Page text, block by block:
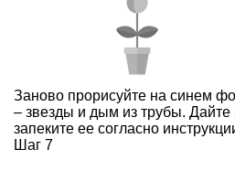
Заново прорисуйте на синем
– звезды и дым из трубы. Дайте
запеките ее согласно
Шаг 7